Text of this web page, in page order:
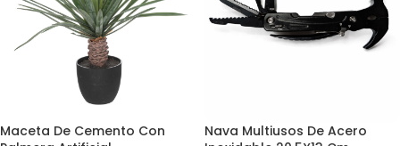
Maceta De Cemento Con
Nava Multiusos De Acero